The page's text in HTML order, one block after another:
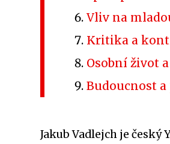
Vliv na
Kritika a
Osobní život
Budoucnost
Jakub Vadlejch je